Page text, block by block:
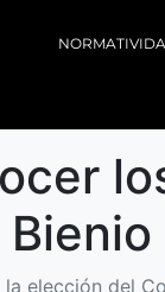
elección del